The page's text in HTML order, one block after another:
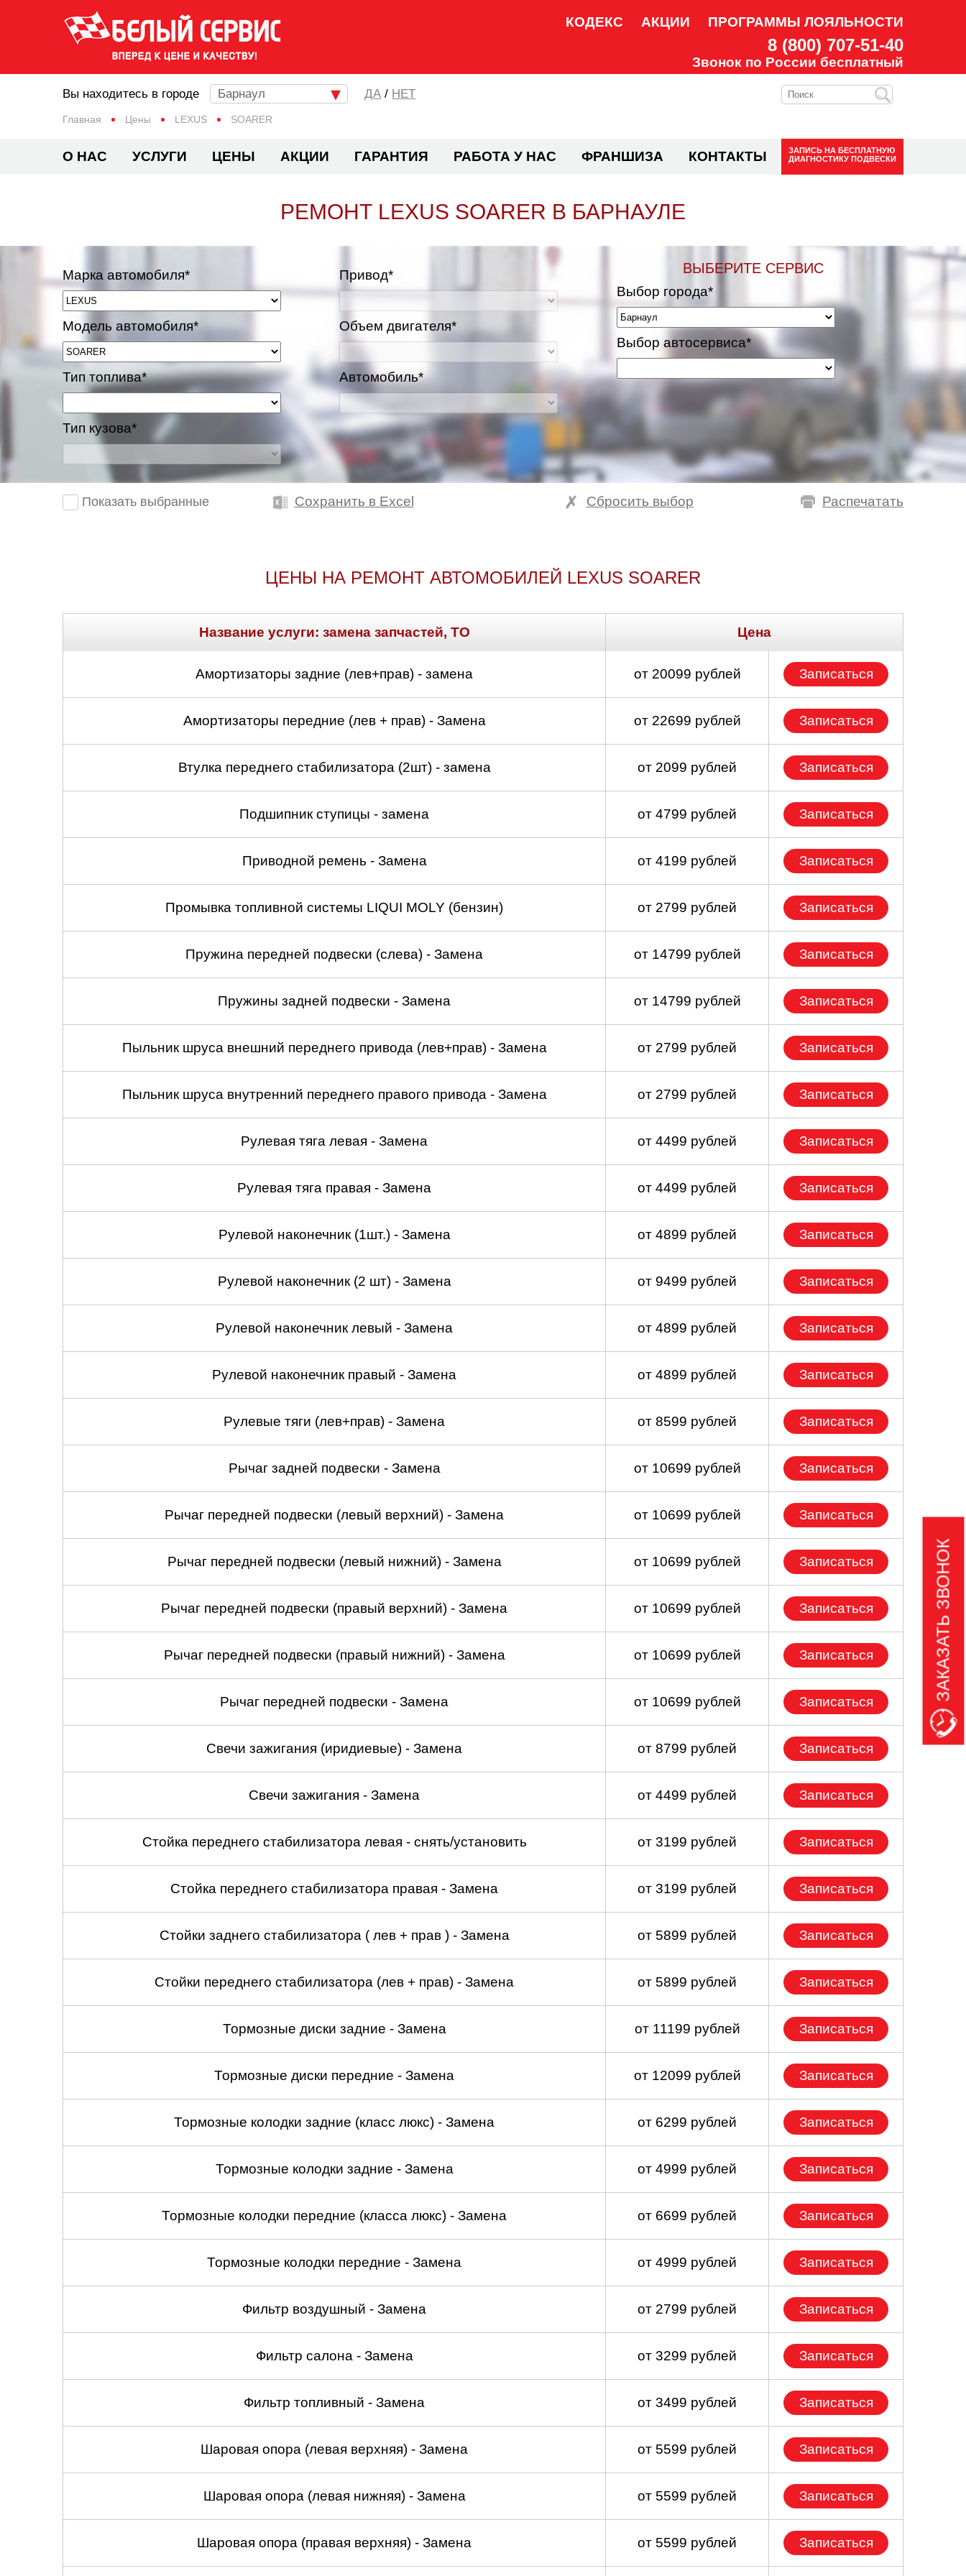
КОДЕКС АКЦИИ ПРОГРАММЫ ЛОЯЛЬНОСТИ
8 (800) 707-51-40
Звонок по России бесплатный
Главная Цены LEXUS SOARER
Вы находитесь в городе Барнаул / НЕТ
О НАС УСЛУГИ ЦЕНЫ АКЦИИ ГАРАНТИЯ РАБОТА У НАС ФРАНШИЗА КОНТАКТЫ ЗАПИСЬ НА БЕСПЛАТНУЮ
ДИАГНОСТИКУ ПОДВЕСКИ
РЕМОНТ LEXUS SOARER В БАРНАУЛЕ
Марка автомобиля*
Модель автомобиля*
Тип топлива*
Тип кузова*
Привод*
Объем двигателя*
Автомобиль*
ВЫБЕРИТЕ СЕРВИС
Выбор города*
Выбор автосервиса*
Показать выбранные Сохранить в Excel Распечатать
Сбросить выбор
ЦЕНЫ НА РЕМОНТ АВТОМОБИЛЕЙ LEXUS SOARER
Название услуги: замена запчастей, ТО Цена
Амортизаторы задние (лев+прав) - замена от 20099 рублей Записаться
Амортизаторы передние (лев + прав) - Замена от 22699 рублей Записаться
Втулка переднего стабилизатора (2шт) - замена от 2099 рублей Записаться
Подшипник ступицы - замена от 4799 рублей Записаться
Приводной ремень - Замена от 4199 рублей Записаться
Промывка топливной системы LIQUI MOLY (бензин) от 2799 рублей Записаться
Пружина передней подвески (слева) - Замена от 14799 рублей Записаться
Пружины задней подвески - Замена от 14799 рублей Записаться
Пыльник шруса внешний переднего привода (лев+прав) - Замена от 2799 рублей Записаться
Пыльник шруса внутренний переднего правого привода - Замена от 2799 рублей Записаться
Рулевая тяга левая - Замена от 4499 рублей Записаться
Рулевая тяга правая - Замена от 4499 рублей Записаться
Рулевой наконечник (1шт.) - Замена от 4899 рублей Записаться
Рулевой наконечник (2 шт) - Замена от 9499 рублей Записаться
Рулевой наконечник левый - Замена от 4899 рублей Записаться
Рулевой наконечник правый - Замена от 4899 рублей Записаться
Рулевые тяги (лев+прав) - Замена от 8599 рублей Записаться
Рычаг задней подвески - Замена от 10699 рублей Записаться
Рычаг передней подвески (левый верхний) - Замена от 10699 рублей Записаться
Рычаг передней подвески (левый нижний) - Замена от 10699 рублей Записаться
Рычаг передней подвески (правый верхний) - Замена от 10699 рублей Записаться
Рычаг передней подвески (правый нижний) - Замена от 10699 рублей Записаться
Рычаг передней подвески - Замена от 10699 рублей Записаться
Свечи зажигания (иридиевые) - Замена от 8799 рублей Записаться
Свечи зажигания - Замена от 4499 рублей Записаться
Стойка переднего стабилизатора левая - снять/установить от 3199 рублей Записаться
Стойка переднего стабилизатора правая - Замена от 3199 рублей Записаться
Стойки заднего стабилизатора ( лев + прав ) - Замена от 5899 рублей Записаться
Стойки переднего стабилизатора (лев + прав) - Замена от 5899 рублей Записаться
Тормозные диски задние - Замена от 11199 рублей Записаться
Тормозные диски передние - Замена от 12099 рублей Записаться
Тормозные колодки задние (класс люкс) - Замена от 6299 рублей Записаться
Тормозные колодки задние - Замена от 4999 рублей Записаться
Тормозные колодки передние (класса люкс) - Замена от 6699 рублей Записаться
Тормозные колодки передние - Замена от 4999 рублей Записаться
Фильтр воздушный - Замена от 2799 рублей Записаться
Фильтр салона - Замена от 3299 рублей Записаться
Фильтр топливный - Замена от 3499 рублей Записаться
Шаровая опора (левая верхняя) - Замена от 5599 рублей Записаться
Шаровая опора (левая нижняя) - Замена от 5599 рублей Записаться
Шаровая опора (правая верхняя) - Замена от 5599 рублей Записаться
ЗАКАЗАТЬ ЗВОНОК